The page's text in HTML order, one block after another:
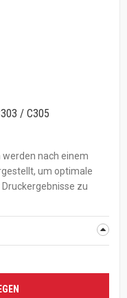
/ C305
nach einem
um optimale
zu